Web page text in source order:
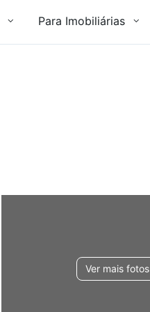
Para Imobiliárias
Ver mais fotos